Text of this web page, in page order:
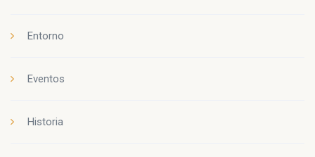
Entorno
Eventos
Historia